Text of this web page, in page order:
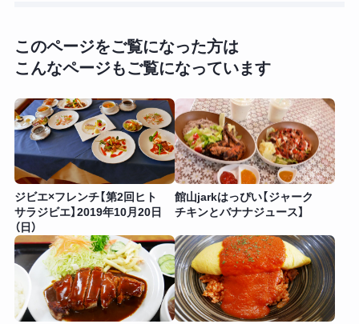
このページをご覧になった方は
こんなページもご覧になっています
ジビエ×フレンチ【第2回ヒト
サラジビエ】2019年10月20日
（日）
館山jarkはっぴい【ジャーク
チキンとバナナジュース】